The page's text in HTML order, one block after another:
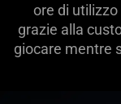
ore di
grazie alla
giocare mentre